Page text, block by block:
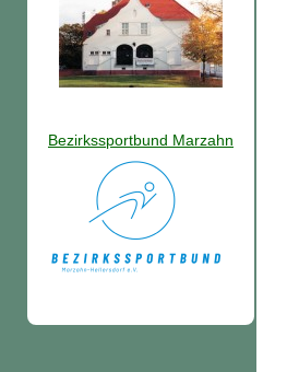
Bezirkssportbund Marzahn